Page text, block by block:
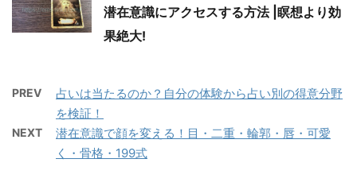
潜在意識にアクセスする方法 |瞑想より効
果絶大!
PREV
占いは当たるのか？自分の体験から占い別の得意分野
を検証！
NEXT
潜在意識で顔を変える！目・二重・輪郭・唇・可愛
く・骨格・199式